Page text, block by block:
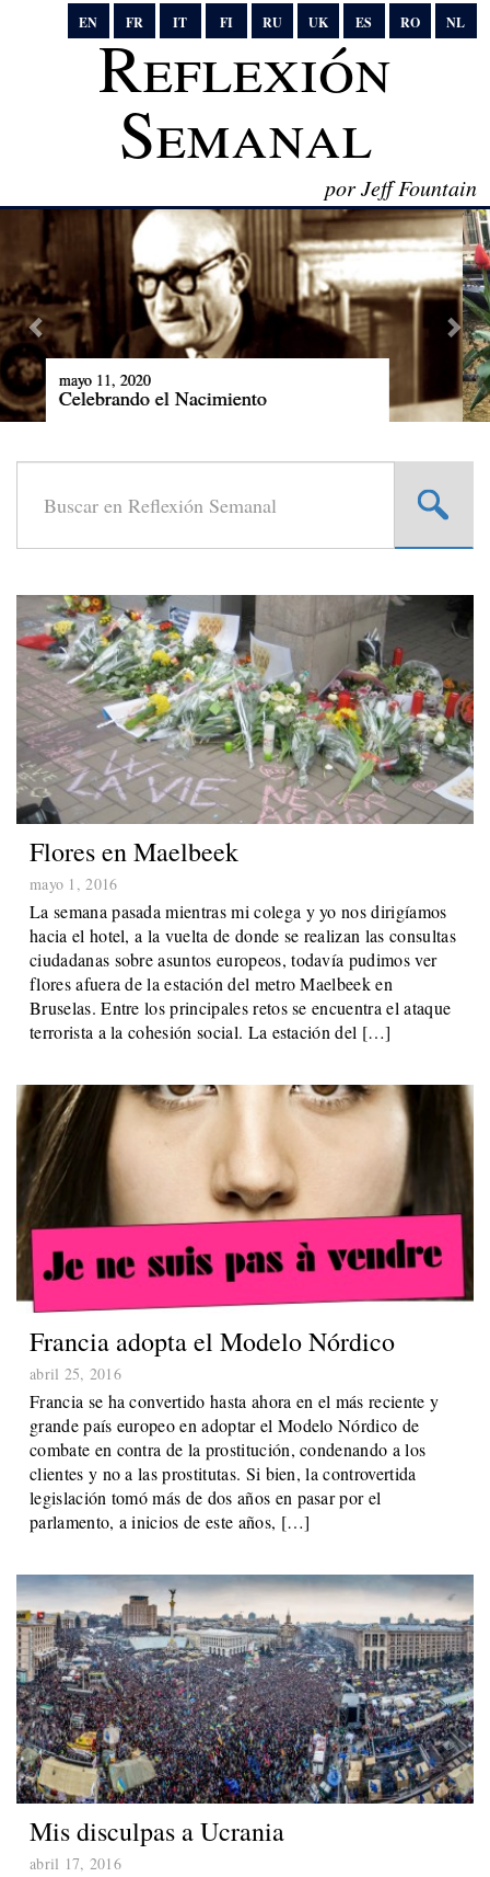
EN FR IT FI RU UK ES RO NL
Reflexión
Semanal
por Jeff Fountain
abril 20, 2020
Considera las Flores
Flores en Maelbeek
mayo 1, 2016
La semana pasada mientras mi colega y yo nos dirigíamos
hacia el hotel, a la vuelta de donde se realizan las consultas
ciudadanas sobre asuntos europeos, todavía pudimos ver
flores afuera de la estación del metro Maelbeek en
Bruselas. Entre los principales retos se encuentra el ataque
terrorista a la cohesión social. La estación del […]
Francia adopta el Modelo Nórdico
abril 25, 2016
Francia se ha convertido hasta ahora en el más reciente y
grande país europeo en adoptar el Modelo Nórdico de
combate en contra de la prostitución, condenando a los
clientes y no a las prostitutas. Si bien, la controvertida
legislación tomó más de dos años en pasar por el
parlamento, a inicios de este años, […]
Mis disculpas a Ucrania
abril 17, 2016